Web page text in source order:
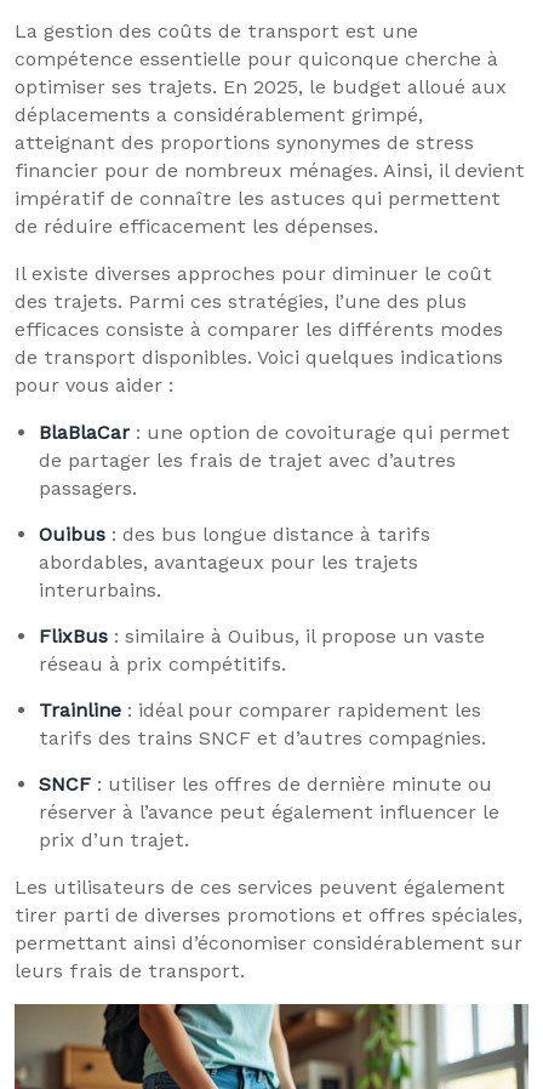
La gestion des coûts de transport est une
compétence essentielle pour quiconque cherche à
optimiser ses trajets. En 2025, le budget alloué aux
déplacements a considérablement grimpé,
atteignant des proportions synonymes de stress
financier pour de nombreux ménages. Ainsi, il devient
impératif de connaître les astuces qui permettent
de réduire efficacement les dépenses.
Il existe diverses approches pour diminuer le coût
des trajets. Parmi ces stratégies, l’une des plus
efficaces consiste à comparer les différents modes
de transport disponibles. Voici quelques indications
pour vous aider :
BlaBlaCar : une option de covoiturage qui permet
de partager les frais de trajet avec d’autres
passagers.
Ouibus : des bus longue distance à tarifs
abordables, avantageux pour les trajets
interurbains.
FlixBus : similaire à Ouibus, il propose un vaste
réseau à prix compétitifs.
Trainline : idéal pour comparer rapidement les
tarifs des trains SNCF et d’autres compagnies.
SNCF : utiliser les offres de dernière minute ou
réserver à l’avance peut également influencer le
prix d’un trajet.
Les utilisateurs de ces services peuvent également
tirer parti de diverses promotions et offres spéciales,
permettant ainsi d’économiser considérablement sur
leurs frais de transport.